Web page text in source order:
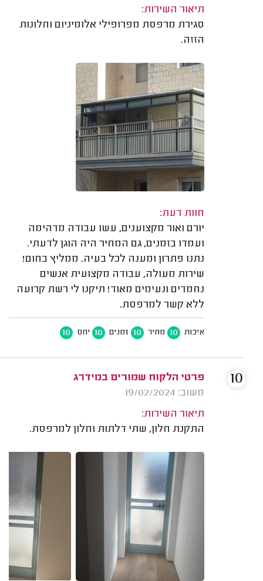
תיאור השירות:
סגירת מרפסת מפרופילי אלומיניום וחלונות
הזזה.
חוות דעת:
יורם ואור מקצוענים, עשו עבודה מדהימה
ועמדו בזמנים, גם המחיר היה הוגן לדעתי.
נתנו פתרון ומענה לכל בעיה. ממליץ בחום!
שירות מעולה, עבודה מקצועית אנשים
נחמדים ונעימים מאוד! תיקנו לי רשת קרועה
ללא קשר למרפסת.
איכות 10 מחיר 10 זמנים 10 יחס 10
פרטי הלקוח שמורים במידרג
משוב: 19/02/2024
תיאור השירות:
התקנת חלון, שתי דלתות וחלון למרפסת.
10